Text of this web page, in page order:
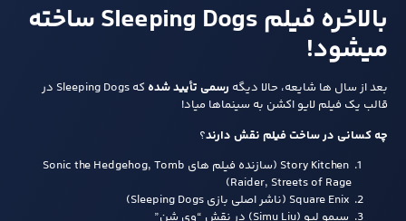
بالاخره فیلم Sleeping Dogs ساخته
میشود!
بعد از سال‌ ها شایعه، حالا دیگه رسمی تأیید شده
که Sleeping Dogs در
قالب یک فیلم لایو اکشن به سینماها میاد!
چه کسانی در ساخت فیلم نقش دارند؟
Story Kitchen (سازنده‌ فیلم‌ های Sonic the Hedgehog, Tomb
Raider, Streets of Rage)